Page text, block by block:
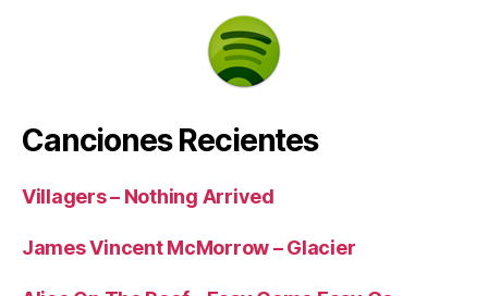
Canciones Recientes
Villagers – Nothing Arrived
James Vincent McMorrow – Glacier